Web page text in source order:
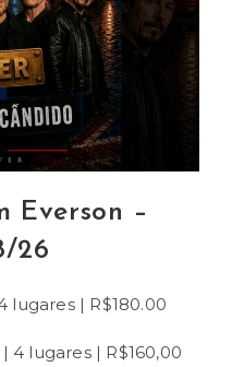
Everson –
26
lugares | R$180.00
lugares | R$160,00